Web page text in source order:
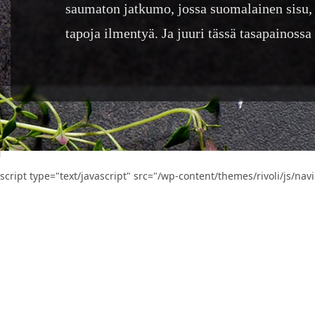
saumaton jatkumo, jossa suomalainen
tapoja ilmentyä. Ja juuri tässä
script type="text/javascript" src="/wp-content/themes/rivoli/js/